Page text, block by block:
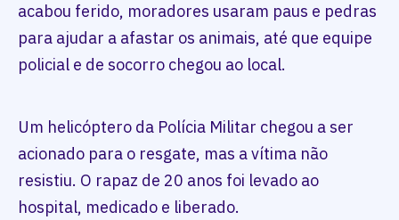
acabou ferido, moradores usaram paus e pedras
para ajudar a afastar os animais, até que equipe
policial e de socorro chegou ao local.
Um helicóptero da Polícia Militar chegou a ser
acionado para o resgate, mas a vítima não
resistiu. O rapaz de 20 anos foi levado ao
hospital, medicado e liberado.